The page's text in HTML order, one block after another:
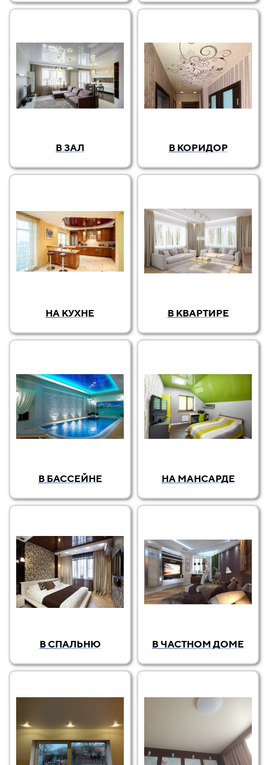
В ЗАЛ В КОРИДОР
НА КУХНЕ В КВАРТИРЕ
В БАССЕЙНЕ НА МАНСАРДЕ
В СПАЛЬНЮ В ЧАСТНОМ ДОМЕ